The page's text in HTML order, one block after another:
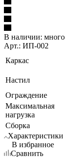
В наличии: много
Арт.: ИП-002
Каркас
Настил
Ограждение
Максимальная
нагрузка
Сборка
Характеристики
В избранное
Сравнить